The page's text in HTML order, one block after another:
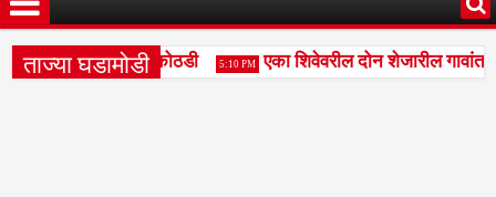
ताज्या घडामोडी
वाढीव पोलिस कोठडी 5:10 PM
एका शिवेवरील दोन शेजारील गावांत